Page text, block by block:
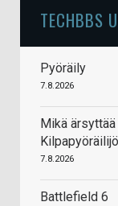
TECHBBS
Pyöräily
7.8.2026
Mikä
7.8.2026
Battlefield 6